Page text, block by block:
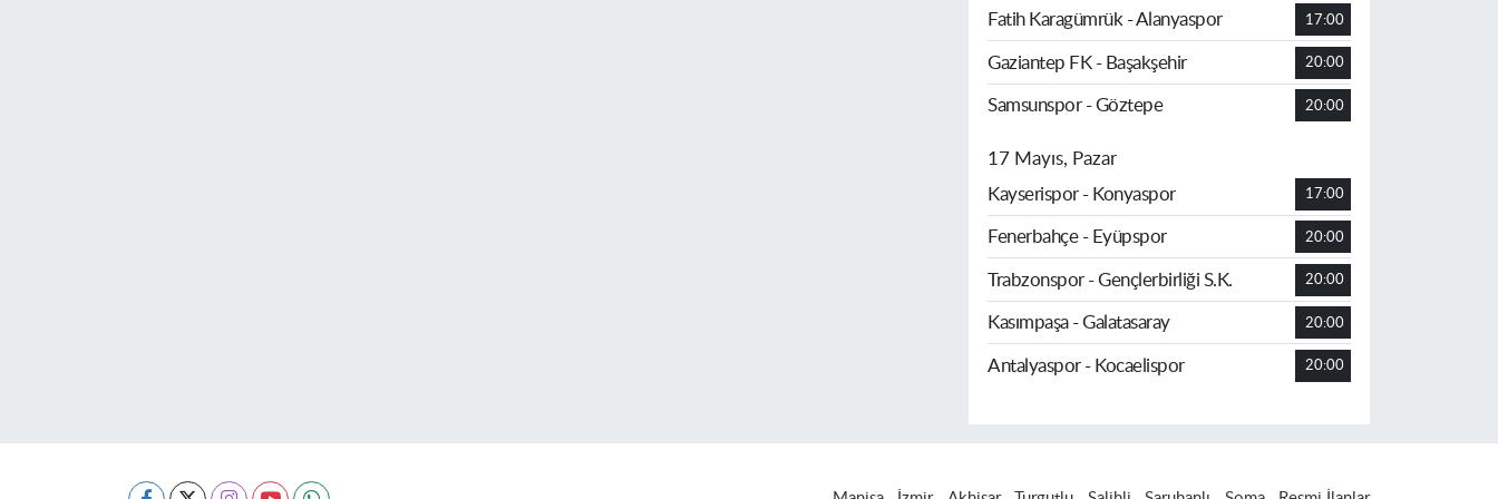
Fatih Karagümrük - Alanyaspor
17:00
Gaziantep FK - Başakşehir 20:00
Samsunspor - Göztepe 20:00
17 Mayıs, Pazar
Kayserispor - Konyaspor
17:00
Fenerbahçe - Eyüpspor 20:00
Trabzonspor - Gençlerbirliği S.K. 20:00
Kasımpaşa - Galatasaray 20:00
Antalyaspor - Kocaelispor 20:00